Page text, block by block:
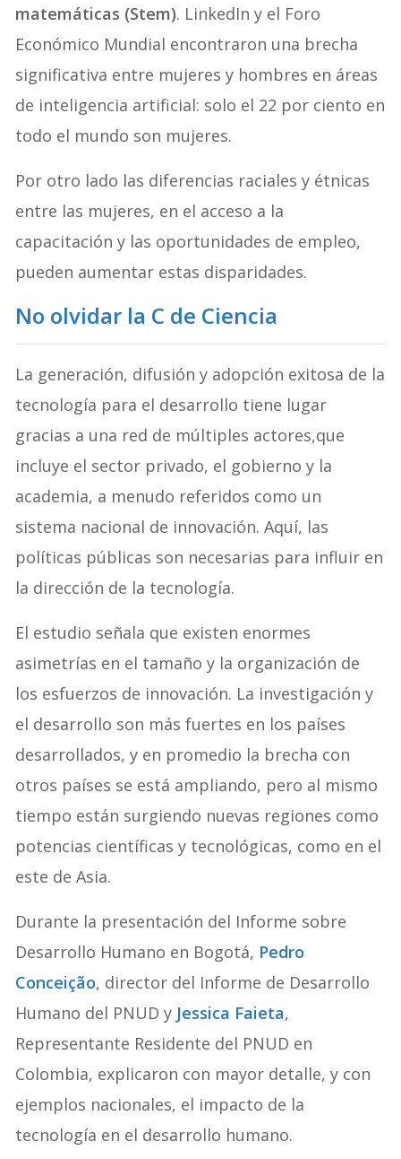
matemáticas (Stem). LinkedIn y el Foro
Económico Mundial encontraron una brecha
significativa entre mujeres y hombres en áreas
de inteligencia artificial: solo el 22 por ciento en
todo el mundo son mujeres.
Por otro lado las diferencias raciales y étnicas
entre las mujeres, en el acceso a la
capacitación y las oportunidades de empleo,
pueden aumentar estas disparidades.
No olvidar la C de Ciencia
La generación, difusión y adopción exitosa de la
tecnología para el desarrollo tiene lugar
gracias a una red de múltiples actores,que
incluye el sector privado, el gobierno y la
academia, a menudo referidos como un
sistema nacional de innovación. Aquí, las
políticas públicas son necesarias para influir en
la dirección de la tecnología.
El estudio señala que existen enormes
asimetrías en el tamaño y la organización de
los esfuerzos de innovación. La investigación y
el desarrollo son más fuertes en los países
desarrollados, y en promedio la brecha con
otros países se está ampliando, pero al mismo
tiempo están surgiendo nuevas regiones como
potencias científicas y tecnológicas, como en el
este de Asia.
Durante la presentación del Informe sobre
Desarrollo Humano en Bogotá, Pedro
Conceição, director del Informe de Desarrollo
Humano del PNUD y Jessica Faieta,
Representante Residente del PNUD en
Colombia, explicaron con mayor detalle, y con
ejemplos nacionales, el impacto de la
tecnología en el desarrollo humano.